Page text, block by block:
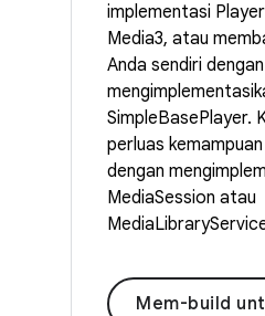
implementasi
Media3, atau
Anda sendiri dengan
SimpleBasePlayer.
perluas
dengan
MediaSession atau
Mem-build